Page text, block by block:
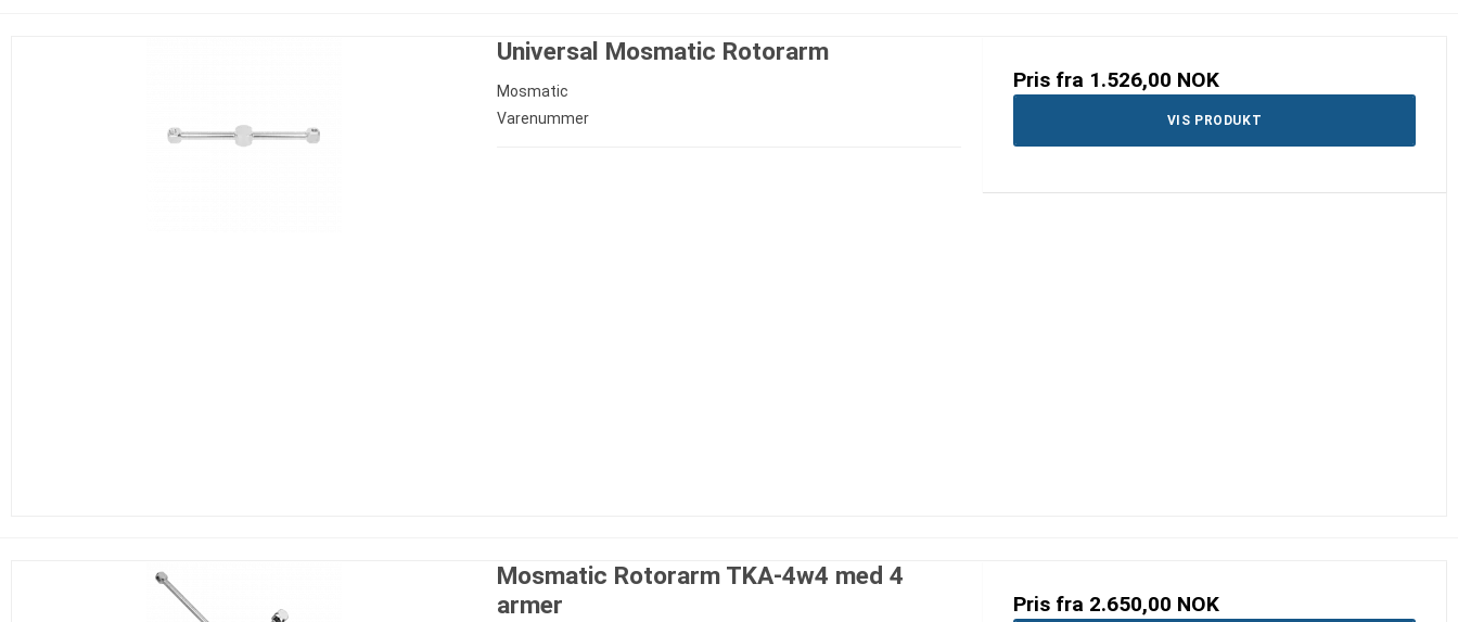
Universal Mosmatic Rotorarm
Mosmatic
Varenummer
Pris fra 1.526,00 NOK
VIS PRODUKT
Mosmatic Rotorarm TKA-4w4 med 4
armer
Pris fra 2.650,00 NOK